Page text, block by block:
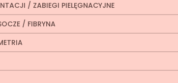
/ ZABIEGI PIELĘGNACYJNE
/ FIBRYNA